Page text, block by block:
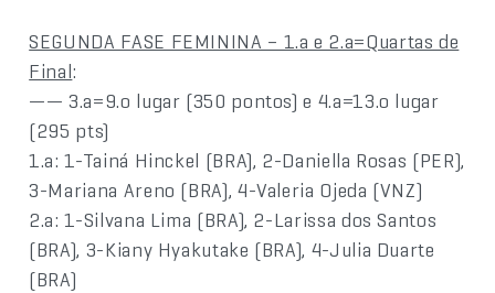
SEGUNDA FASE FEMININA – 1.a e 2.a=Quartas de
Final:
—— 3.a=9.o lugar (350 pontos) e 4.a=13.o lugar
(295 pts)
1.a: 1-Tainá Hinckel (BRA), 2-Daniella Rosas (PER),
3-Mariana Areno (BRA), 4-Valeria Ojeda (VNZ)
2.a: 1-Silvana Lima (BRA), 2-Larissa dos Santos
(BRA), 3-Kiany Hyakutake (BRA), 4-Julia Duarte
(BRA)